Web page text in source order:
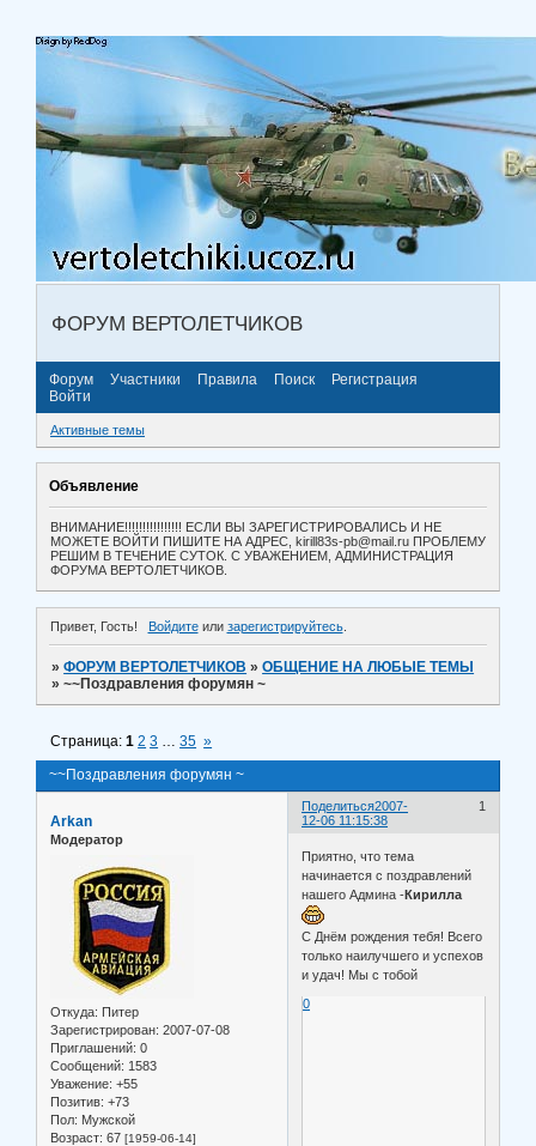
ФОРУМ ВЕРТОЛЕТЧИКОВ
Форум Участники Правила Поиск
Регистрация
Войти
Активные темы
Объявление
ВНИМАНИЕ!!!!!!!!!!!!!!!! ЕСЛИ ВЫ ЗАРЕГИСТРИРОВАЛИСЬ И НЕ
МОЖЕТЕ ВОЙТИ ПИШИТЕ НА АДРЕС, kirill83s-pb@mail.ru ПРОБЛЕМУ
РЕШИМ В ТЕЧЕНИЕ СУТОК. С УВАЖЕНИЕМ, АДМИНИСТРАЦИЯ
ФОРУМА ВЕРТОЛЕТЧИКОВ.
Привет, Гость! Войдитеили зарегистрируйтесь.
»ФОРУМ ВЕРТОЛЕТЧИКОВ »ОБЩЕНИЕ НА ЛЮБЫЕ ТЕМЫ
»~~Поздравления форумян ~
~~Поздравления форумян ~
Страница:1 2 3 … 35 »
Поделиться 1
2007-
12-06 11:15:38
Arkan
Модератор
Откуда: Питер
Зарегистрирован: 2007-07-08
Приглашений: 0
Сообщений: 1583
Уважение: +55
Позитив: +73
Пол: Мужской
Возраст: 67 [1959-06-14]
Приятно, что тема
начинается с поздравлений
нашего Админа -Кирилла
С Днём рождения тебя! Всего
только наилучшего и успехов
и удач! Мы с тобой
0